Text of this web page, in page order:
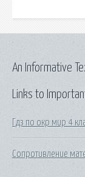
Links to
Гдз по окр мир 4
Сопротивление
An Informative